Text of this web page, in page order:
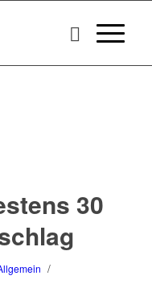
30
/